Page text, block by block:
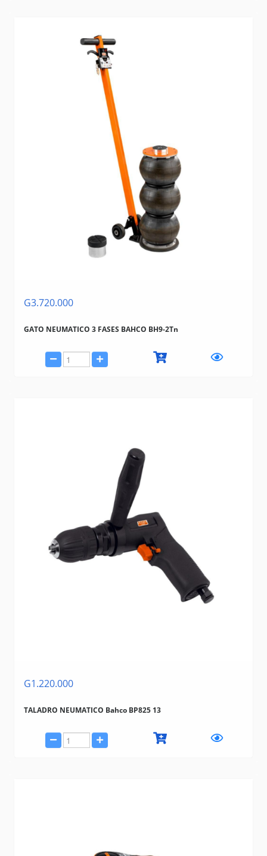
G3.720.000
GATO NEUMATICO 3 FASES BAHCO BH9-2Tn
G1.220.000
TALADRO NEUMATICO Bahco BP825 13